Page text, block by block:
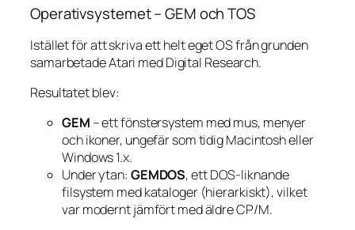
Operativsystemet – GEM och TOS
Istället för att skriva ett helt eget OS från grunden
samarbetade Atari med Digital Research.
Resultatet blev:
GEM – ett fönstersystem med mus, menyer
och ikoner, ungefär som tidig Macintosh eller
Windows 1.x.
Under ytan: GEMDOS, ett DOS-liknande
filsystem med kataloger (hierarkiskt), vilket
var modernt jämfört med äldre CP/M.